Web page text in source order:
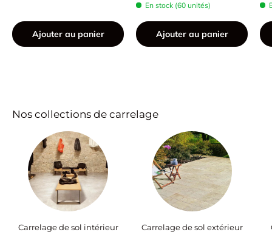
Ajouter au panier
En stock (60 unités)
Ajouter au panier
Nos collections de carrelage
Carrelage de sol intérieur Carrelage de sol extérieur